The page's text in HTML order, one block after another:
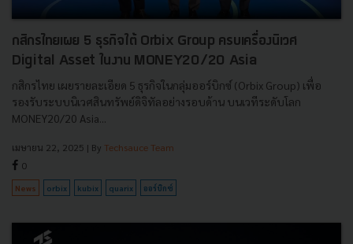
กสิกรไทยเผย 5 ธุรกิจใต้ Orbix Group ครบเครื่องนิเวศ
Digital Asset ในงาน MONEY20/20 Asia
กสิกรไทย เผยรายละเอียด 5 ธุรกิจในกลุ่มออร์บิกซ์ (Orbix Group) เพื่อ
รองรับระบบนิเวศสินทรัพย์ดิจิทัลอย่างรอบด้าน บนเวทีระดับโลก
MONEY20/20 Asia...
เมษายน 22, 2025 | By Techsauce Team
0
News orbix kubix quarix ออร์บิกซ์